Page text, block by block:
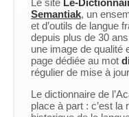
Le site Le-
Semantiak, un
et d’outils de langue
depuis plus de 30
une image de qualité
page dédiée au mot
régulier de mise à
Le dictionnaire de
place à part : c’est la